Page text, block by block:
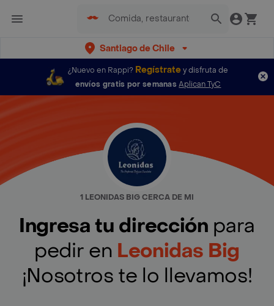
Santiago de Chile
¿Nuevo en Rappi? Regístratey disfruta de
envíos gratis por semanas Aplican TyC
1 LEONIDAS BIG CERCA DE MI
Ingresa tu dirección para
pedir en Leonidas Big
¡Nosotros te lo llevamos!